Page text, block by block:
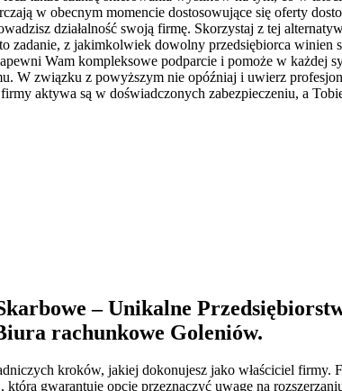
w obecnym momencie dostosowujące się oferty
działalność swoją firmę. Skorzystaj z tej
z jakimkolwiek dowolny przedsiębiorca winien
Wam kompleksowe podparcie i pomoże w
W związku z powyższym nie opóźniaj i uwierz
aktywa są w doświadczonych zabezpieczeniu, a
– Unikalne
rachunkowe Goleniów.
kroków, jakiej dokonujesz jako właściciel firmy.
gwarantuje opcję przeznaczyć uwagę na